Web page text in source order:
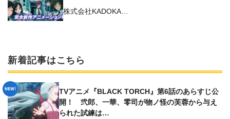
株式会社KADOKA…
新着記事はこちら
TVアニメ『BLACK TORCH』第6話のあらすじ公
開！ 弐郎、一華、零司が物ノ怪の芙蓉から与え
られた試練は…